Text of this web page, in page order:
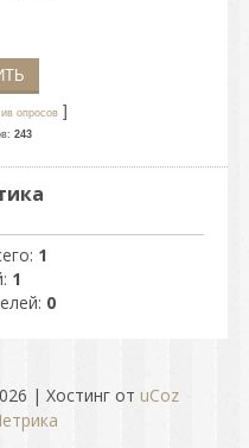
опросов]
243
1
1
0
| Хостинг от uCoz